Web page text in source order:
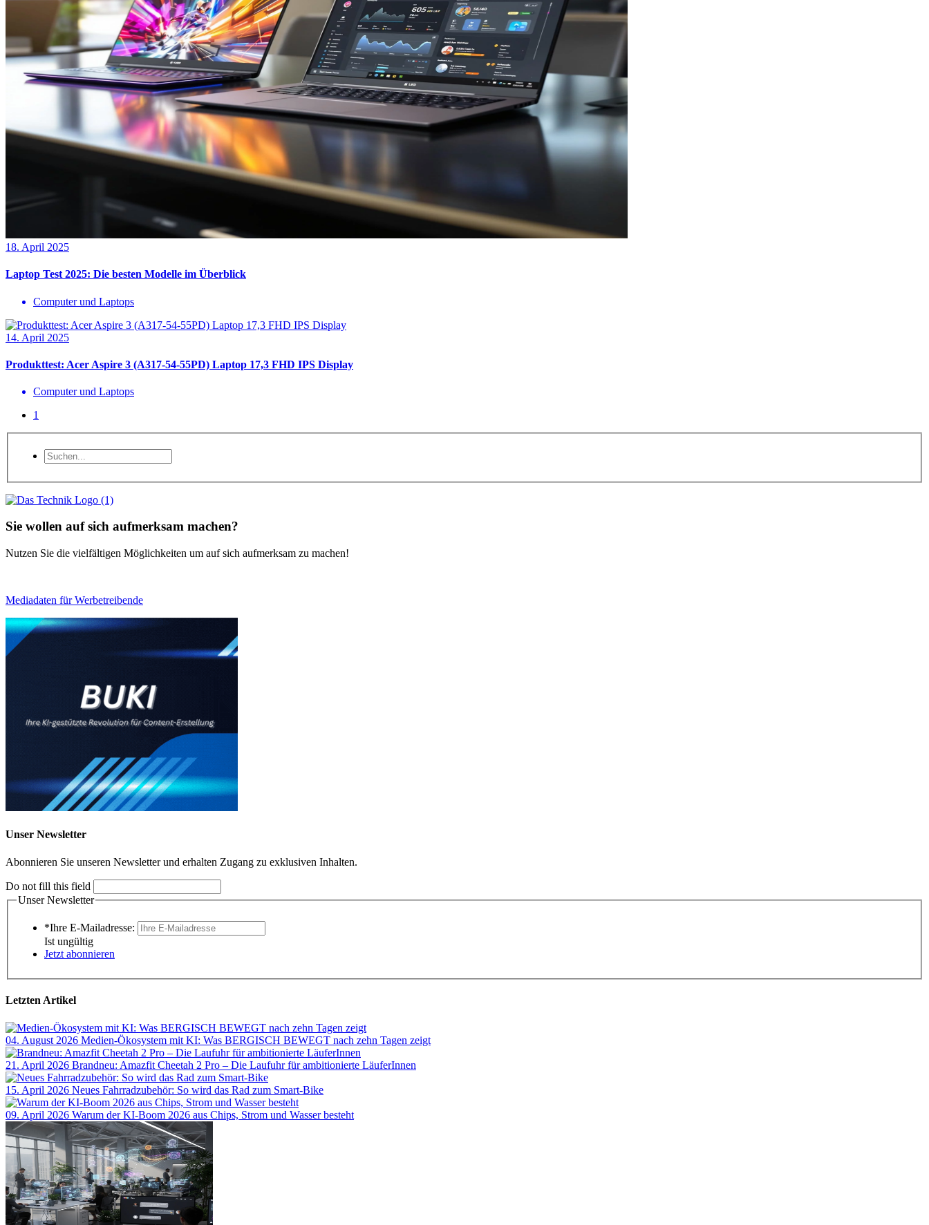
18. April 2025
Laptop Test 2025: Die besten Modelle im Überblick
Computer und Laptops
14. April 2025
Produkttest: Acer Aspire 3 (A317-54-55PD) Laptop 17,3 FHD IPS Display
Computer und Laptops
1
Sie wollen auf sich aufmerksam machen?
Nutzen Sie die vielfältigen Möglichkeiten um auf sich aufmerksam zu machen!
Mediadaten für Werbetreibende
Unser Newsletter
Abonnieren Sie unseren Newsletter und erhalten Zugang zu exklusiven Inhalten.
Do not fill this field
Unser Newsletter
*Ihre E-Mailadresse:
Ist ungültig
Jetzt abonnieren
Letzten Artikel
04. August 2026 Medien-Ökosystem mit KI: Was BERGISCH BEWEGT nach zehn Tagen zeigt
21. April 2026 Brandneu: Amazfit Cheetah 2 Pro – Die Laufuhr für ambitionierte LäuferInnen
15. April 2026 Neues Fahrradzubehör: So wird das Rad zum Smart-Bike
09. April 2026 Warum der KI-Boom 2026 aus Chips, Strom und Wasser besteht